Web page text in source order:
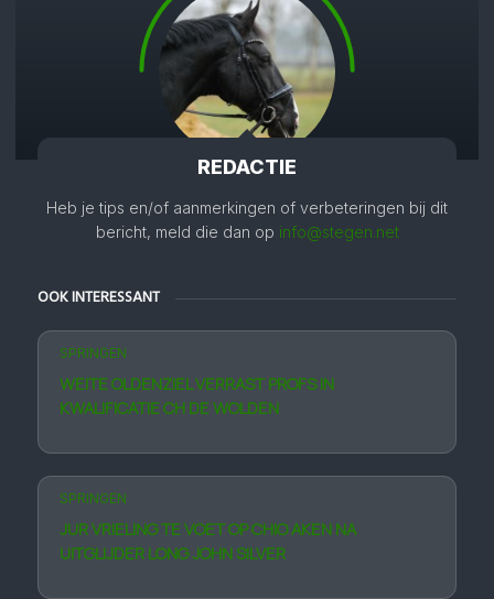
REDACTIE
Heb je tips en/of aanmerkingen of verbeteringen bij dit
bericht, meld die dan op info@stegen.net
OOK INTERESSANT
SPRINGEN
WEITE OLDENZIEL VERRAST PROFS IN
KWALIFICATIE CH DE WOLDEN
SPRINGEN
JUR VRIELING TE VOET OP CHIO AKEN NA
UITGLIJDER LONG JOHN SILVER